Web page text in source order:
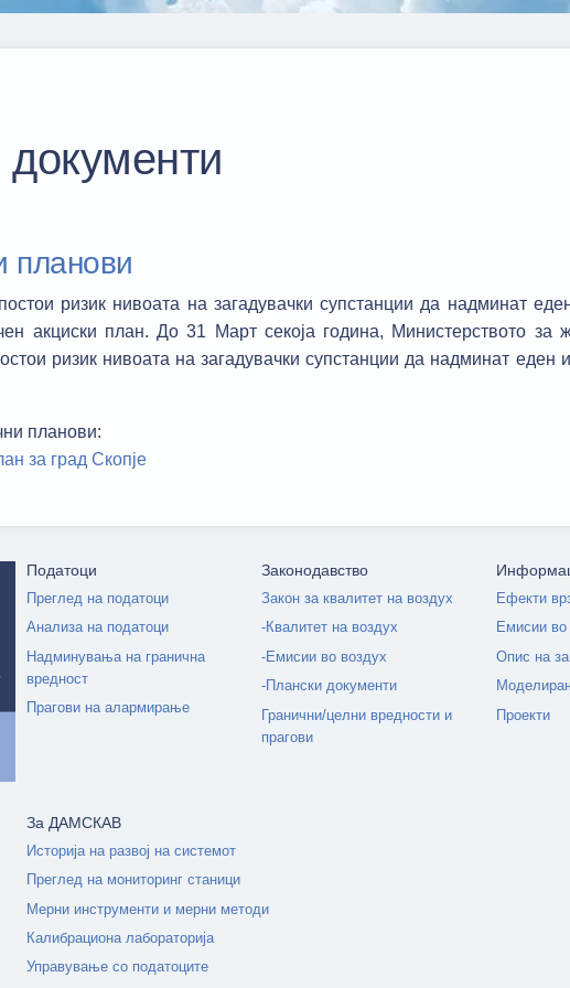
планови
ризик нивоата на загадувачки супстанции да надминат
акциски план. До 31 Март секоја година, Министерството
ризик нивоата на загадувачки супстанции да надминат
планови:
за град Скопје
Податоци
Преглед на податоци
Анализа на податоци
Надминувања на гранична
вредност
Прагови на алармирање
Законодавство
Закон за квалитет на воздух
-Квалитет на воздух
-Емисии во воздух
-Плански документи
Гранични/целни вредности и
прагови
Ефекти
Емисии во
Опис на
Проекти
За ДАМСКАВ
Историја на развој на системот
Преглед на мониторинг станици
Мерни инструменти и мерни методи
Калибрациона лабораторија
Управување со податоците